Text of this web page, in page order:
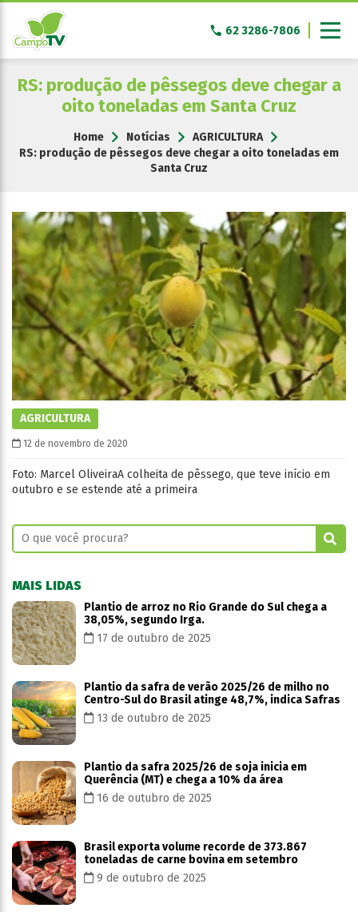
Pular
conteúdo
62 3286-7806
RS: produção de pêssegos deve chegar a
oito toneladas em Santa Cruz
Home Notícias
AGRICULTURA
RS: produção de pêssegos deve chegar a oito toneladas em
Santa Cruz
AGRICULTURA
12 de novembro de 2020
Foto: Marcel OliveiraA colheita de pêssego, que teve início em
outubro e se estende até a primeira
MAIS LIDAS
Plantio de arroz no Rio Grande do Sul chega a
38,05%, segundo Irga.
17 de outubro de 2025
Plantio da safra de verão 2025/26 de milho no
Centro-Sul do Brasil atinge 48,7%, indica Safras
13 de outubro de 2025
Plantio da safra 2025/26 de soja inicia em
Querência (MT) e chega a 10% da área
16 de outubro de 2025
Brasil exporta volume recorde de 373.867
toneladas de carne bovina em setembro
9 de outubro de 2025